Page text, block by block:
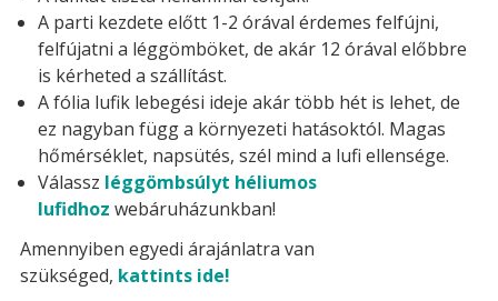
A parti kezdete előtt 1-2 órával érdemes felfújni,
felfújatni a léggömböket, de akár 12 órával előbbre
is kérheted a szállítást.
A fólia lufik lebegési ideje akár több hét is lehet, de
ez nagyban függ a környezeti hatásoktól. Magas
hőmérséklet, napsütés, szél mind a lufi ellensége.
Válassz léggömbsúlyt héliumos
lufidhoz webáruházunkban!
Amennyiben egyedi árajánlatra van
szükséged, kattints ide!